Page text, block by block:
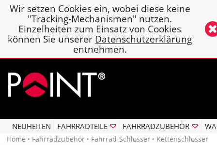
Wir setzen Cookies ein, wobei diese keine
"Tracking-Mechanismen" nutzen.
Einzelheiten zum Einsatz von Cookies
können Sie unserer Datenschutzerklärung
entnehmen.
NEUHEITEN FAHRRADTEILE FAHRRADZUBEHÖR
Home ‣ Fahrradzubehör ‣ Fahrrad-Schlösser ‣ Kettenschlösser